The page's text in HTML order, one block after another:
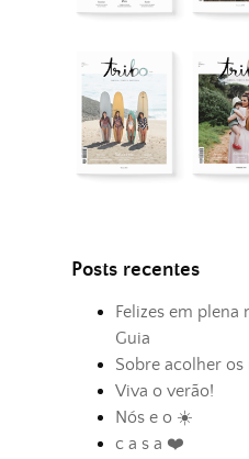
Posts recentes
Felizes em plena
Guia
Sobre acolher os
Viva o verão!
Nós e o ☀️
c a s a ❤️